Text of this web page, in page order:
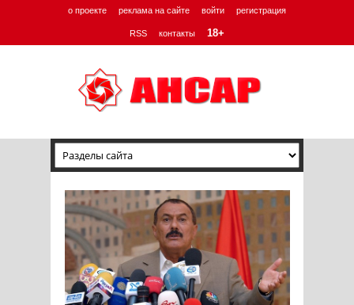
о проекте реклама на сайте войти регистрация
RSS контакты 18+